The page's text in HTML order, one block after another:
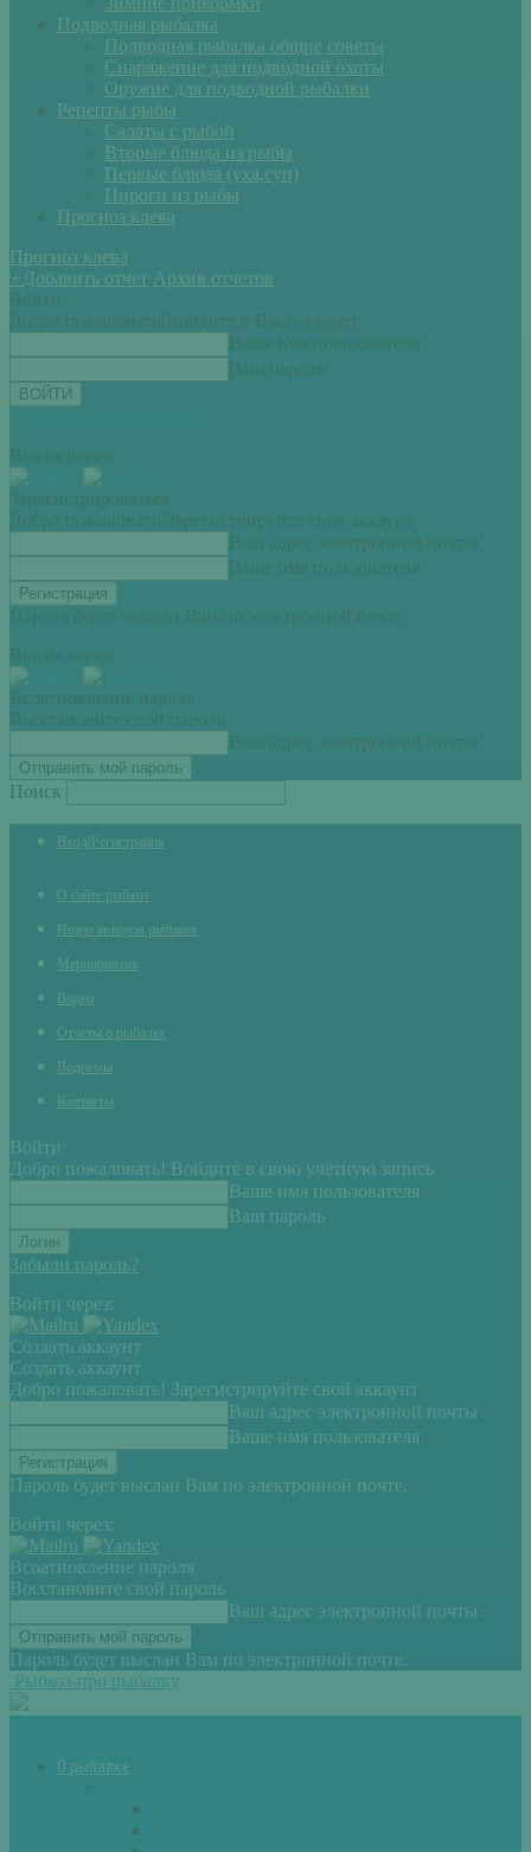
Подводная рыбалка
Подводная рыбалка общие советы
Снаряжение для подводной охоты
Оружие для подводной рыбалки
Рецепты рыбы
Салаты с рыбой
Вторые блюда из рыбы
Первые блюда (уха,суп)
Пироги из рыбы
Прогноз клева
Прогноз клева
+ Добавить отчет Архив отчетов
Войти
Добро пожаловать! Войдите в Ваш аккаунт
Ваше имя пользователя
Ваш пароль
Войти через:
Зарегистрироваться
Добро пожаловать! Зарегистрируйте свой аккаунт
Ваш адрес электронной почты
Ваше имя пользователя
Пароль будет выслан Вам по электронной почте.
Войти через:
Всоатновление пароля
Восстановите свой пароль
Ваш адрес электронной почты
Поиск
Вход/Регистрация
О сайте рыбхоз
Ищем авторов рыбаков
Мероприятия
Видео
Отчеты о рыбалке
Водоемы
Контакты
Войти
Добро пожаловать! Войдите в свою учётную запись
Ваше имя пользователя
Ваш пароль
Забыли пароль?
Войти через:
Создать аккаунт
Создать аккаунт
Добро пожаловать! Зарегистрируйте свой аккаунт
Ваш адрес электронной почты
Ваше имя пользователя
Пароль будет выслан Вам по электронной почте.
Войти через:
Всоатновление пароля
Восстановите свой пароль
Ваш адрес электронной почты
Пароль будет выслан Вам по электронной почте.
Рыбхоз-про рыбалку
О рыбалке